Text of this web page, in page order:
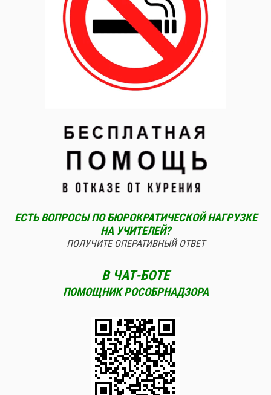
ЕСТЬ ВОПРОСЫ ПО БЮРОКРАТИЧЕСКОЙ НАГРУЗКЕ
НА УЧИТЕЛЕЙ?
ПОЛУЧИТЕ ОПЕРАТИВНЫЙ ОТВЕТ
В ЧАТ-БОТЕ
ПОМОЩНИК РОСОБРНАДЗОРА